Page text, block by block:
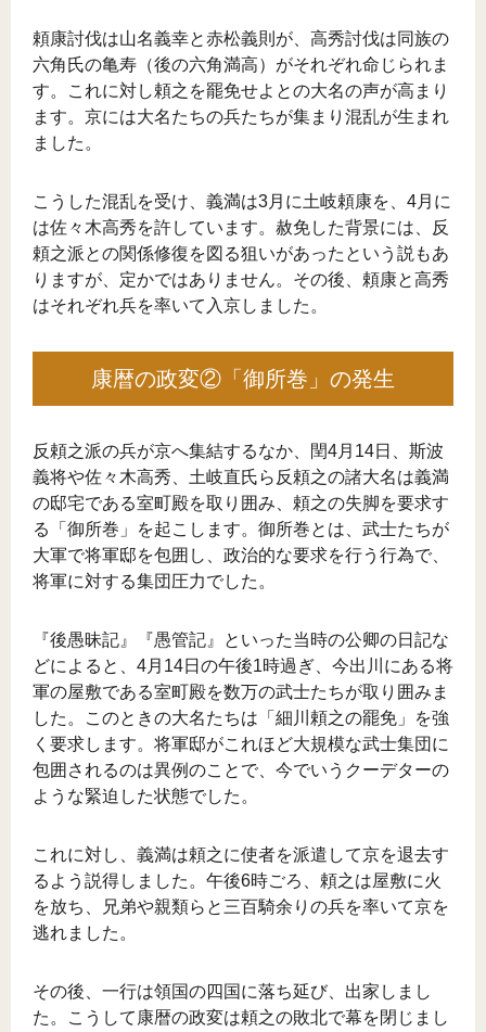
頼康討伐は山名義幸と赤松義則が、高秀討伐は同族の
六角氏の亀寿（後の六角満高）がそれぞれ命じられま
す。これに対し頼之を罷免せよとの大名の声が高まり
ます。京には大名たちの兵たちが集まり混乱が生まれ
ました。
こうした混乱を受け、義満は3月に土岐頼康を、4月に
は佐々木高秀を許しています。赦免した背景には、反
頼之派との関係修復を図る狙いがあったという説もあ
りますが、定かではありません。その後、頼康と高秀
はそれぞれ兵を率いて入京しました。
康暦の政変②「御所巻」の発生
反頼之派の兵が京へ集結するなか、閏4月14日、斯波
義将や佐々木高秀、土岐直氏ら反頼之の諸大名は義満
の邸宅である室町殿を取り囲み、頼之の失脚を要求す
る「御所巻」を起こします。御所巻とは、武士たちが
大軍で将軍邸を包囲し、政治的な要求を行う行為で、
将軍に対する集団圧力でした。
『後愚昧記』『愚管記』といった当時の公卿の日記な
どによると、4月14日の午後1時過ぎ、今出川にある将
軍の屋敷である室町殿を数万の武士たちが取り囲みま
した。このときの大名たちは「細川頼之の罷免」を強
く要求します。将軍邸がこれほど大規模な武士集団に
包囲されるのは異例のことで、今でいうクーデターの
ような緊迫した状態でした。
これに対し、義満は頼之に使者を派遣して京を退去す
るよう説得しました。午後6時ごろ、頼之は屋敷に火
を放ち、兄弟や親類らと三百騎余りの兵を率いて京を
逃れました。
その後、一行は領国の四国に落ち延び、出家しまし
た。こうして康暦の政変は頼之の敗北で幕を閉じまし